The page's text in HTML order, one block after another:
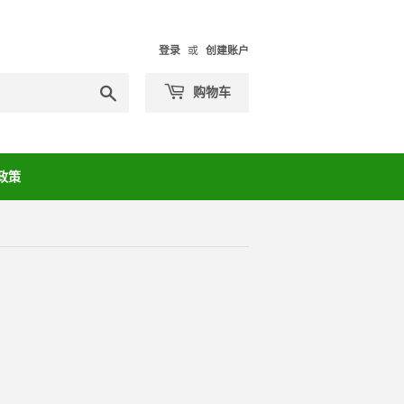
登录 或 创建账户
购物车
策